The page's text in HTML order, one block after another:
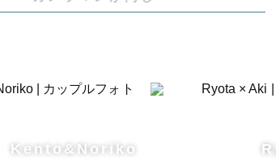
小郡市を中心に、福岡市〜佐賀市をメ
Kento&Noriko